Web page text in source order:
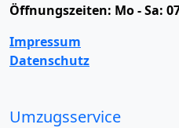
Öffnungszeiten: Mo - Sa:
Impressum
Datenschutz
Umzugsservice